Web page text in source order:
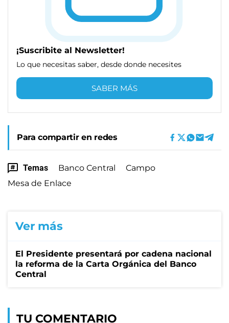
¡Suscribite al Newsletter!
Lo que necesitas saber, desde donde necesites
SABER MÁS
Para compartir en redes
Temas Banco Central
Campo
Mesa de Enlace
Ver más
El Presidente presentará por cadena nacional
la reforma de la Carta Orgánica del Banco
Central
TU COMENTARIO